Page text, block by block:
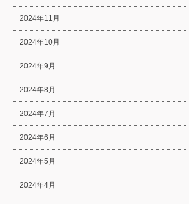
2024年11月
2024年10月
2024年9月
2024年8月
2024年7月
2024年6月
2024年5月
2024年4月